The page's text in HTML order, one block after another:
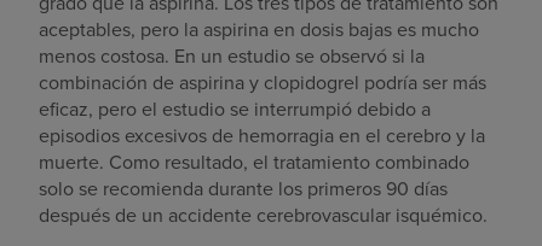
aceptables, pero la aspirina en dosis bajas es mucho
menos costosa. En un estudio se observó si la
combinación de aspirina y clopidogrel podría ser más
eficaz, pero el estudio se interrumpió debido a
episodios excesivos de hemorragia en el cerebro y la
muerte. Como resultado, el tratamiento combinado
solo se recomienda durante los primeros 90 días
después de un accidente cerebrovascular isquémico.